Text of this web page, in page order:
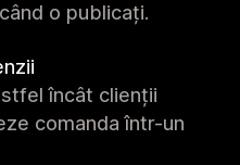
o publicați.
încât clienții
comanda într-un